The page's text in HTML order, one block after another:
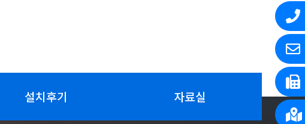
설치후기 자료실